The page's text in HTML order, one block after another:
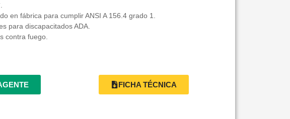
en fábrica para cumplir ANSI A 156.4 grado 1.
para discapacitados ADA.
contra fuego.
FICHA TÉCNICA